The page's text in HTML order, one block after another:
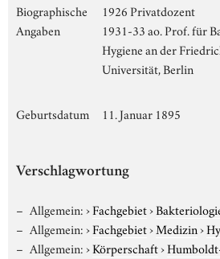
Biographische
Angaben
1926 Privatdozent
1931-33 ao. Prof. für
Hygiene an der
Universität, Berlin
Geburtsdatum 11. Januar 1895
Verschlagwortung
Allgemein:›Fachgebiet›
Allgemein:›Fachgebiet›Medizin›
Allgemein:›Körperschaft›